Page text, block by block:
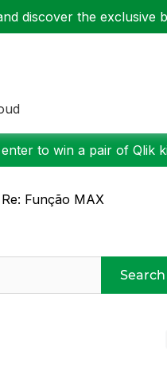
discover the exclusive
to win a pair of Qlik
Re: Função MAX
Search